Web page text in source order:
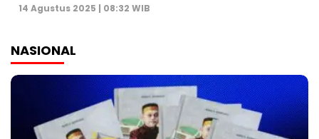
14 Agustus 2025 | 08:32 WIB
NASIONAL